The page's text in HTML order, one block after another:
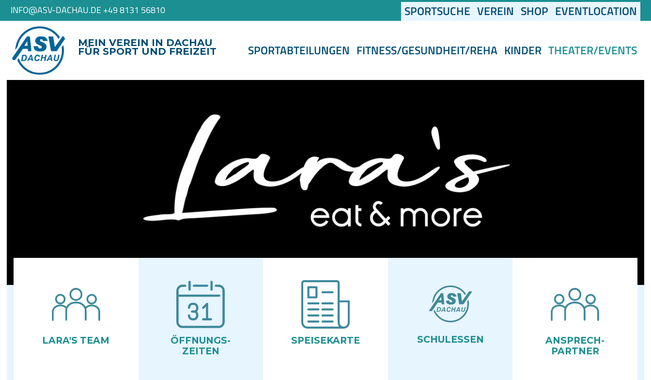
INFO@ASV-DACHAU.DE +49 8131 56810 SPORTSUCHE (CURRENT)
VEREIN SHOP EVENTLOCATION
MEIN VEREIN IN DACHAU
FÜR SPORT UND FREIZEIT SPORTABTEILUNGEN FITNESS/GESUNDHEIT/REHA KINDER THEATER/EVENTS
LARA'S TEAM
ÖFFNUNGS­
ZEITEN
SPEISE­KARTE SCHUL­ESSEN
ANSPRECH­
PARTNER